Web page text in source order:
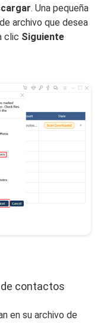
. Una pequeña
archivo que desea
clic Siguiente
contactos
en su archivo de